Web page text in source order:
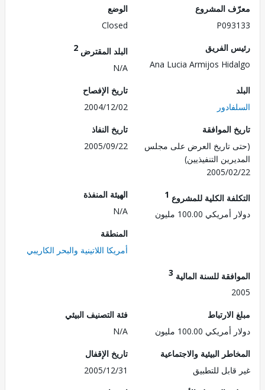
المشروع
الفريق
Ana Lucia Armijos
البلد المقترض
N/A
تاريخ الإفصاح
2004/12/02
الموافقة
تاريخ العرض على مجلس
التنفيذيين)
2005/
تاريخ النفاذ
2005/09/22
الكلية للمشروع1
100.00 مليون
الهيئة المنفذة
أمريكا اللاتينية والبحر الكاريبي
للسنة المالية3
100.00 مليون
فئة التصنيف البيئي
N/A
البيئية والاجتماعية
للتطبيق
تاريخ الإقفال
2005/12/31